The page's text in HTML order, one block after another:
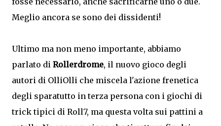
Meglio ancora se sono dei dissidenti!
Ultimo ma non meno importante, abbiamo
parlato di Rollerdrome, il nuovo gioco degli
autori di OlliOlli che miscela l'azione frenetica
degli sparatutto in terza persona con i giochi di
trick tipici di Roll7, ma questa volta sui pattini a